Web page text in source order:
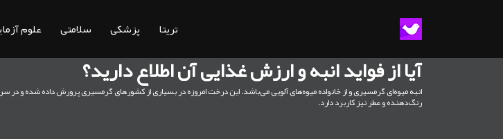
تریتا پزشکی سلامتی علوم
آیا از فواید انبه و ارزش غذایی آن اطلاع دارید؟
انبه میوه‌ای گرمسیری و از خانواده میوه‌های آلویی می‌باشد. این درخت امروزه در بسیاری از کشورهای گرمسیری پرورش داده شده و
رنگ‌دهنده و عطر نیز کاربرد دارد.